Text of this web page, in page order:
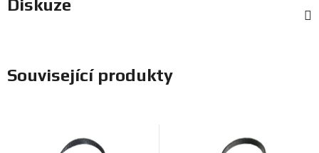
Diskuze
Související produkty